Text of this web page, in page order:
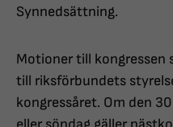
Synnedsättning.
Motioner till kongressen
till riksförbundets
kongressåret. Om den